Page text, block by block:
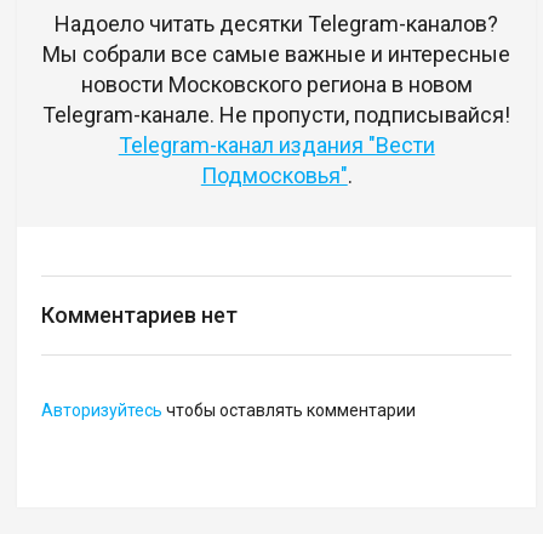
Надоело читать десятки Telegram-каналов?
Мы собрали все самые важные и интересные
новости Московского региона в новом
Telegram-канале. Не пропусти, подписывайся!
Telegram-канал издания "Вести
Подмосковья".
Комментариев нет
Авторизуйтесь чтобы оставлять комментарии